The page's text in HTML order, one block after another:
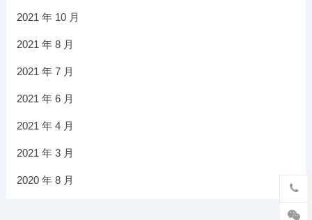
2021 年 10 月
2021 年 8 月
2021 年 7 月
2021 年 6 月
2021 年 4 月
2021 年 3 月
2020 年 8 月